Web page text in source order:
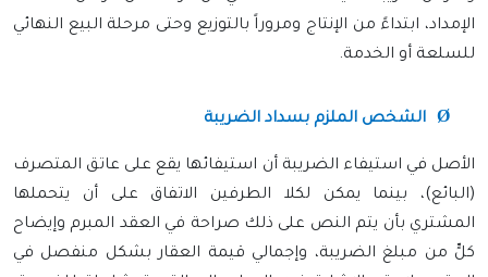
الإمداد، ابتداءً من الإنتاج ومروراً بالتوزيع وحتى مرحلة البيع النهائي
للسلعة أو الخدمة.
Ø الشخص الملزم بسداد الضريبة
الأصل في استيفاء الضريبة أن استيفائها يقع على عاتق المتصرف
(البائع)، بينما يمكن لكلا الطرفين الاتفاق على أن يتحملها
المشتري بأن يتم النص على ذلك صراحة في العقد المبرم وإيضاح
كلٍّ من مبلغ الضريبة، وإجمالي قيمة العقار بشكل منفصل في